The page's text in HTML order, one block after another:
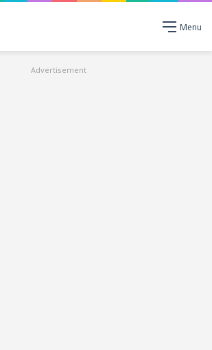
Menu
Advertisement